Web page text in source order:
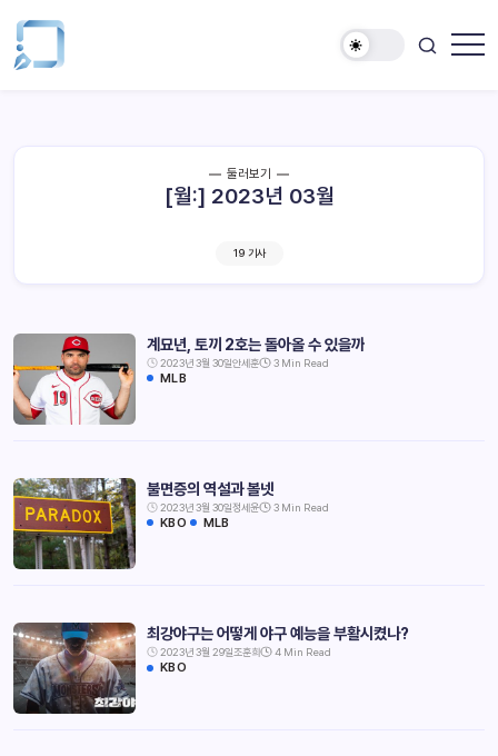
둘러보기
[월:] 2023년 03월
19 기사
계묘년, 토끼 2호는 돌아올 수 있을까
2023년 3월 30일안세훈 3 Min Read
MLB
불면증의 역설과 볼넷
2023년 3월 30일정세윤 3 Min Read
KBO MLB
최강야구는 어떻게 야구 예능을 부활시켰나?
2023년 3월 29일조훈희 4 Min Read
KBO